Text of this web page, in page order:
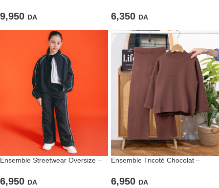
stylées
9,950 DA
au quotidien
6,350 DA
Ensemble Streetwear Oversize –
stylées
6,950 DA
Ensemble Tricoté Chocolat –
6,950 DA